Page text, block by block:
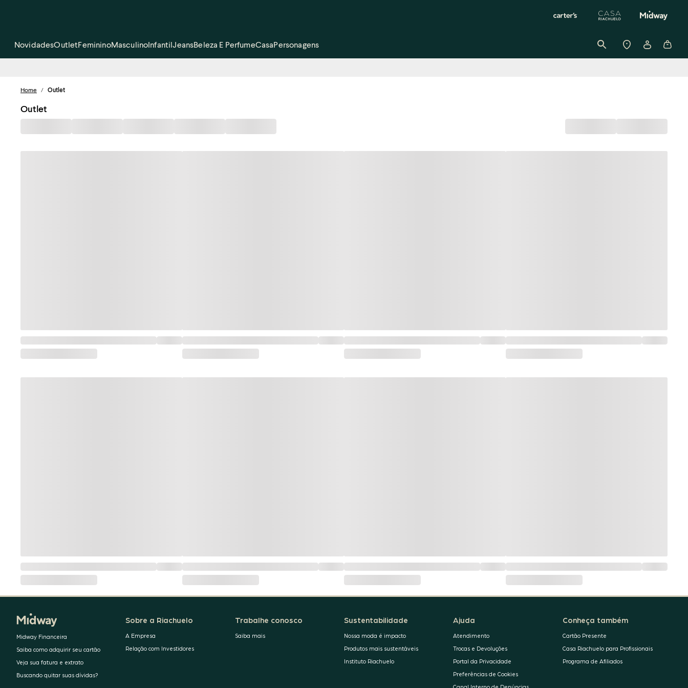
NovidadesOutletFemininoMasculinoInfantilJeansBeleza E PerfumeCasaPersonagens
Home / Outlet
Outlet
Midway Financeira
Saiba como adquirir seu cartão
Veja sua fatura e extrato
Buscando quitar suas dívidas?
Sobre a Riachuelo
A Empresa
Relação com Investidores
Trabalhe conosco
Saiba mais
Sustentabilidade
Nossa moda é impacto
Produtos mais sustentáveis
Instituto Riachuelo
Ajuda
Atendimento
Trocas e Devoluções
Portal da Privacidade
Preferências de Cookies
Conheça também
Cartão Presente
Casa Riachuelo para Profissionais
Programa de Afiliados